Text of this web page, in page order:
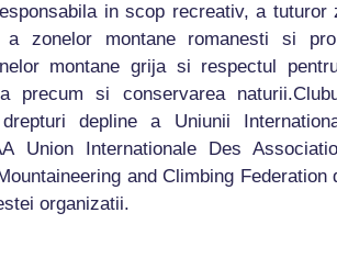
in scop recreativ, a tuturor
a zonelor montane romanesti si
montane grija si respectul
precum si conservarea
depline a Uniunii
Union Internationale Des
and Climbing Federation
organizatii.